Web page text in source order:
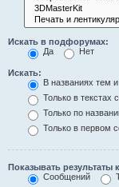
Искать в подфорумах:
Да
Нет
Искать:
В названиях тем
Только в текстах
Только по
Только в первом
Показывать результаты
Сообщений